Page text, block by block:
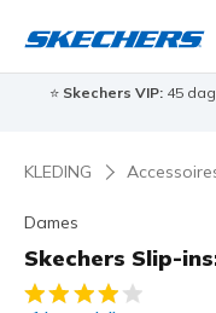
⭐ Skechers VIP:45
KLEDING
Dames
Skechers Slip-
5 van de 5